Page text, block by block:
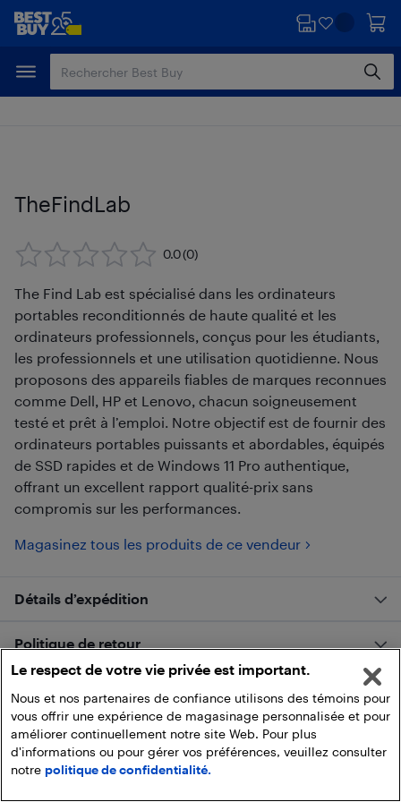
Passer
principal
Passer
TheFindLab
0.0(0)
The Find Lab est spécialisé dans les ordinateurs
portables reconditionnés de haute qualité et les
ordinateurs professionnels, conçus pour les étudiants,
les professionnels et une utilisation quotidienne. Nous
proposons des appareils fiables de marques reconnues
comme Dell, HP et Lenovo, chacun soigneusement
testé et prêt à l’emploi. Notre objectif est de fournir des
ordinateurs portables puissants et abordables, équipés
de SSD rapides et de Windows 11 Pro authentique,
offrant un excellent rapport qualité-prix sans
compromis sur les performances.
Magasinez tous les produits de ce vendeur
Détails d’expédition
Politique de retour
Le respect de votre vie privée est important.
Nous et nos partenaires de confiance utilisons des témoins pour
vous offrir une expérience de magasinage personnalisée et pour
améliorer continuellement notre site Web. Pour plus
d'informations ou pour gérer vos préférences, veuillez consulter
notre politique de confidentialité.